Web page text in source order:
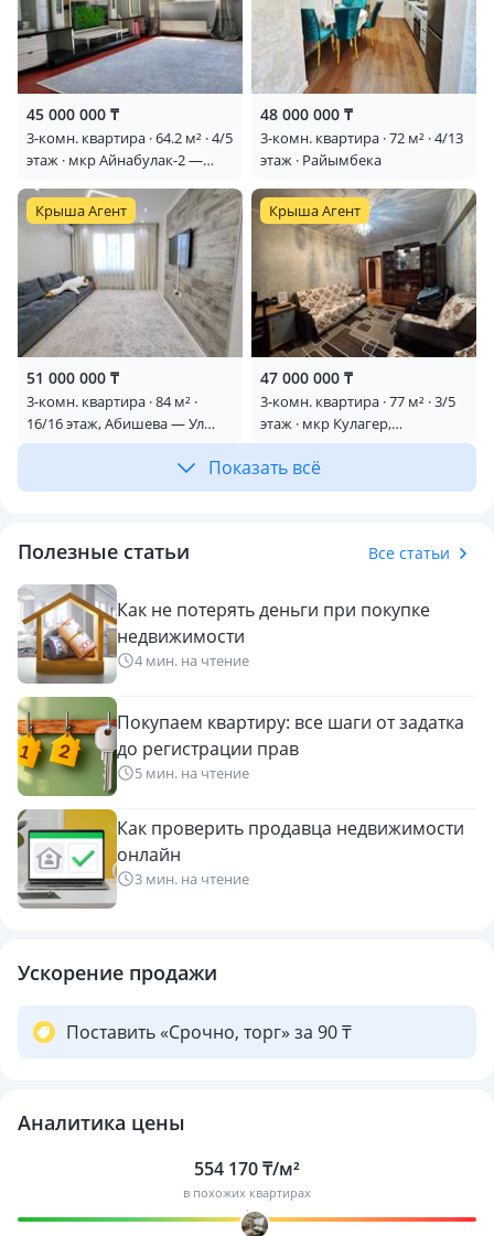
Аналитика цены
554 170 ₸/м²
в похожих квартирах
Полезные статьи Все статьи
Как не потерять деньги при покупке
недвижимости
4 мин. на чтение
Покупаем квартиру: все шаги от задатка
до регистрации прав
5 мин. на чтение
Как проверить продавца недвижимости
онлайн
3 мин. на чтение
Ускорение продажи
Поставить «Срочно, торг» за 90 ₸
45 000 000 ₸
3-комн. квартира · 64.2 м² · 4/5
этаж · мкр Айнабулак-2 —
48 000 000 ₸
3-комн. квартира · 72 м² · 4/13
этаж · Райымбека
Крыша Агент
51 000 000 ₸
3-комн. квартира · 84 м² ·
16/16 этаж, Абишева — Ул
Райымбека , Можно под
Крыша Агент
47 000 000 ₸
3-комн. квартира · 77 м² · 3/5
этаж · мкр Кулагер,
И.Омарова 73а
Показать всё